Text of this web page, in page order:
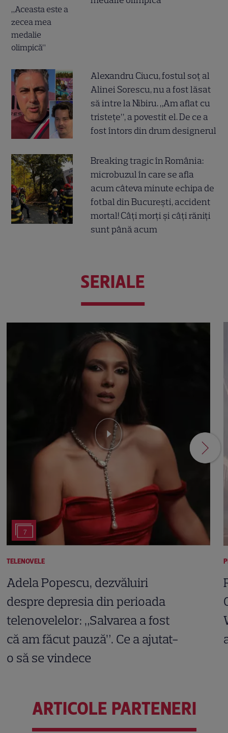
Alexandru Ciucu, fostul soț al
Alinei Sorescu, nu a fost lăsat
să intre la Nibiru. „Am aflat cu
tristețe”, a povestit el. De ce a
fost întors din drum designerul
Breaking tragic în România:
microbuzul în care se afla
acum câteva minute echipa de
fotbal din București, accident
mortal! Câți morți și câți răniți
sunt până acum
SERIALE
7
TELENOVELE
Adela Popescu, dezvăluiri
despre depresia din perioada
telenovelelor: „Salvarea a fost
că am făcut pauză”. Ce a ajutat-
o să se vindece
ARTICOLE PARTENERI